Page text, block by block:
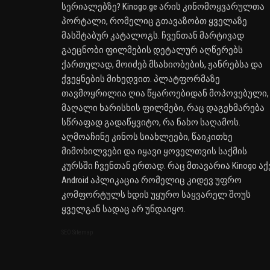
სერიალებზე? Kinogo.ge არის კინომოყვარულთა
პორტალი, რომელიც გთავაზობთ ყველაზე
მასშტაბურ კატალოგს. ჩვენთან მარტივად
გაეცნობი ფილმების დეტალურ აღწერებს
ქართულად, მოიძებ მსახიობების, ჟანრებსა და
ქვეყნების მიხედვით. პლატფორმაზე
თავმოყრილია ღია წყაროებიდან მოპოვებული,
მაღალი ხარისხის ფილმები, რაც დაგეხმარება
სწრაფად გადაწყვიტო, რა ნახო საღამოს.
აღმოაჩინე კინოს სიახლეები, წაიკითხე
მიმოხილვები და იყავი ყოველთვის საქმის
კურსში ჩვენთან ერთად. რაც მთავარია Kinogo
Android აპლიკაცია რომელიც კიდევ უფრო
კომფორტულს ხდის უყურო საყვარელ შოუს
ყველგან სადაც არ უნდაიყო.